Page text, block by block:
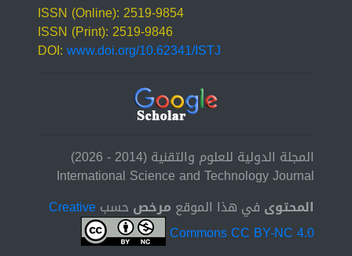
ISSN (Online): 2519-9854
ISSN (Print): 2519-9846
DOI:www.doi.org/10.62341/ISTJ
المجلة الدولية للعلوم والتقنية (2014 - 2026)
International Science and Technology Journal
المحتوى في هذا الموقع مرخصحسبCreative
Commons CC BY-NC 4.0